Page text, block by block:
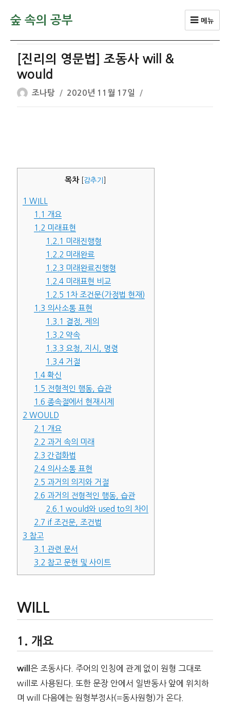
숲 속의 공부 메뉴
[진리의 영문법] 조동사 will &
would
글
쓴
조나탕
작
성
2020년 11월 17일
목차 감추기
1 WILL
1.1 개요
1.2 미래표현
1.2.1
미래진행형
1.2.2 미래완료
1.2.3 미래완료진행형
1.2.4 미래표현 비교
1.2.5 1차 조건문(가정법 현재)
1.3 의사소통 표현
1.3.1
결정, 제의
1.3.2 약속
1.3.3 요청, 지시, 명령
1.3.4 거절
1.4 확신
1.5 전형적인 행동, 습관
1.6 종속절에서 현재시제
2 WOULD
2.1 개요
2.2 과거 속의 미래
2.3 간접화법
2.4 의사소통 표현
2.5 과거의 의지와 거절
2.6 과거의 전형적인 행동, 습관
2.6.1 would와 used to의 차이
2.7 if 조건문, 조건법
3 참고
3.1 관련 문서
3.2 참고 문헌 및 사이트
WILL
개요
will 은 조동사다. 주어의 인칭에 관계 없이 원형 그대로
will로 사용된다. 또한 문장 안에서 일반동사 앞에 위치하
며 will 다음에는 원형부정사(=동사원형)가 온다.